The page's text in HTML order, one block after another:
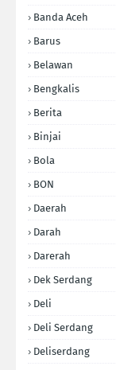
Banda Aceh
Barus
Belawan
Bengkalis
Berita
Binjai
Bola
BON
Daerah
Darah
Darerah
Dek Serdang
Deli
Deli Serdang
Deliserdang